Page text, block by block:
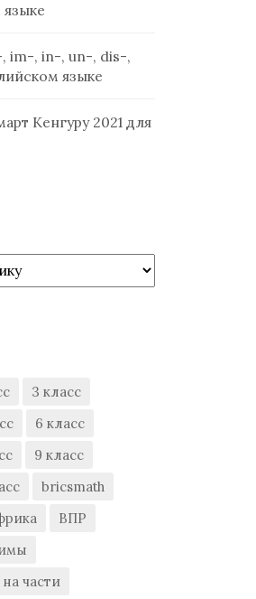
im-, in-, un-, dis-,
языке
Кенгуру 2021 для
3 класс
6 класс
9 класс
bricsmath
ВПР
части